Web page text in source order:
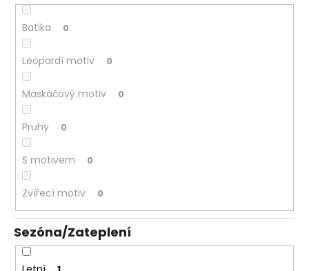
Batika 0
Leopardí motiv 0
Maskáčový motiv 0
Pruhy 0
S motivem 0
Zvířecí motiv 0
Sezóna/Zateplení